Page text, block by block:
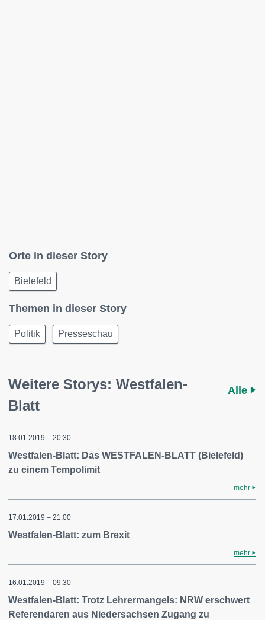
Orte in dieser Story
Bielefeld
Themen in dieser Story
Politik Presseschau
Weitere Storys: Westfalen-
Blatt
Alle
18.01.2019 – 20:30
Westfalen-Blatt: Das WESTFALEN-BLATT (Bielefeld)
zu einem Tempolimit
mehr
17.01.2019 – 21:00
Westfalen-Blatt: zum Brexit
mehr
16.01.2019 – 09:30
Westfalen-Blatt: Trotz Lehrermangels: NRW erschwert
Referendaren aus Niedersachsen Zugang zu